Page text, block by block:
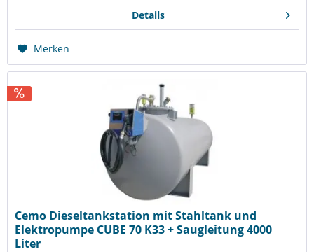
Details
Merken
Cemo Dieseltankstation mit Stahltank und
Elektropumpe CUBE 70 K33 + Saugleitung 4000
Liter